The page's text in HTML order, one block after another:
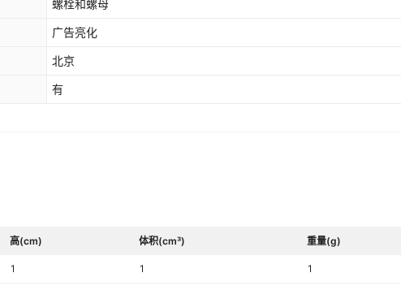
螺栓和螺母
广告亮化
北京
有
高(cm) 体积(cm³) 重量(g)
1 1 1